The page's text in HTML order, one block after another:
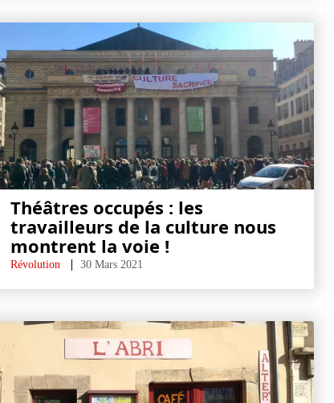
Théâtres occupés : les
travailleurs de la culture nous
montrent la voie !
Révolution 30 Mars 2021